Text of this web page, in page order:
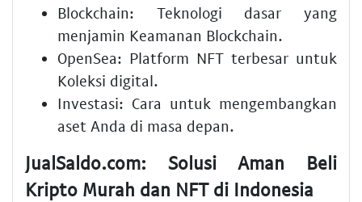
Blockchain: Teknologi dasar yang
menjamin Keamanan Blockchain.
OpenSea: Platform NFT terbesar untuk
Koleksi digital.
Investasi: Cara untuk mengembangkan
aset Anda di masa depan.
JualSaldo.com: Solusi Aman Beli
Kripto Murah dan NFTdi Indonesia